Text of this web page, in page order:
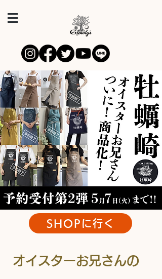
SHOPに行く
オイスターお兄さんの